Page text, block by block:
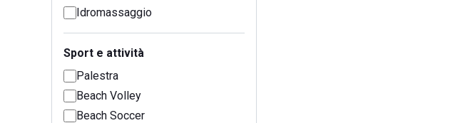
Idromassaggio
Sport e attività
Palestra
Beach Volley
Beach Soccer